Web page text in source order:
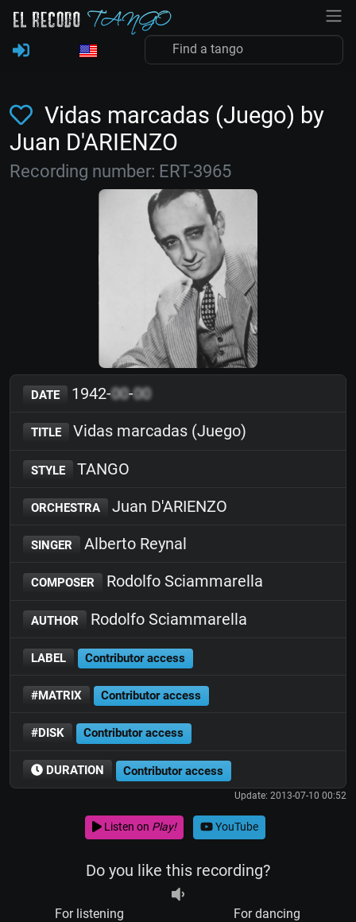
Vidas marcadas (Juego) by
Juan D'ARIENZO
Recording number: ERT-3965
DATE 1942-00-00
TITLE Vidas marcadas (Juego)
STYLE TANGO
ORCHESTRA Juan D'ARIENZO
SINGER Alberto Reynal
COMPOSER Rodolfo Sciammarella
AUTHOR Rodolfo Sciammarella
LABEL Contributor access
#MATRIX Contributor access
#DISK Contributor access
DURATION Contributor access
Update: 2013-07-10 00:52
Listen on Play! YouTube
Do you like this recording?
For listening For dancing